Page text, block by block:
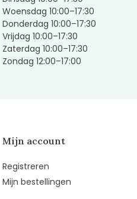
Woensdag 10:00–17:30
Donderdag 10:00–17:30
Vrijdag 10:00–17:30
Zaterdag 10:00–17:30
Zondag 12:00–17:00
Mijn account
Registreren
Mijn bestellingen